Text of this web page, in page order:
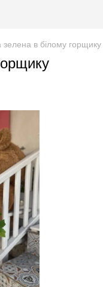
зелена в білому горщику